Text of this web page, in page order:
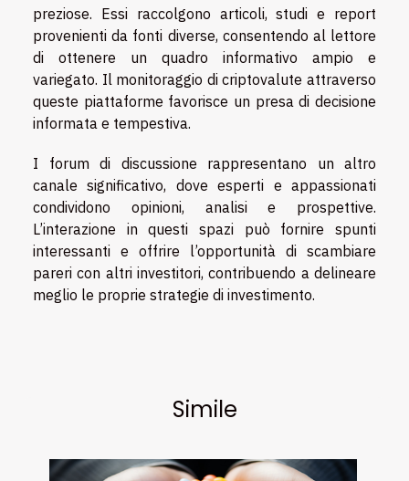
preziose. Essi raccolgono articoli, studi e report
provenienti da fonti diverse, consentendo al lettore
di ottenere un quadro informativo ampio e
variegato. Il monitoraggio di criptovalute attraverso
queste piattaforme favorisce un presa di decisione
informata e tempestiva.
I forum di discussione rappresentano un altro
canale significativo, dove esperti e appassionati
condividono opinioni, analisi e prospettive.
L’interazione in questi spazi può fornire spunti
interessanti e offrire l’opportunità di scambiare
pareri con altri investitori, contribuendo a delineare
meglio le proprie strategie di investimento.
Simile